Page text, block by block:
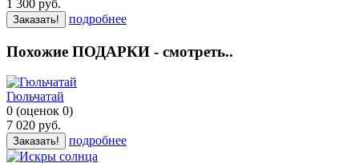
1 300 руб.
Заказать! подробнее
Похожие ПОДАРКИ - смотреть..
Гюльчатай
0 (оценок 0)
7 020 руб.
Заказать! подробнее